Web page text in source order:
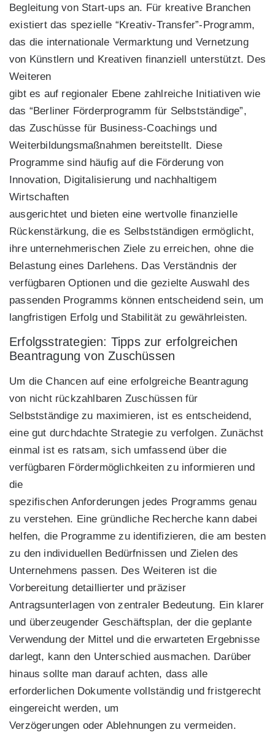
Begleitung von Start-ups an. Für kreative Branchen
existiert das spezielle “Kreativ-Transfer”-Programm,
das die internationale Vermarktung und Vernetzung
von Künstlern und Kreativen finanziell unterstützt. Des
Weiteren
gibt es auf regionaler Ebene zahlreiche Initiativen wie
das “Berliner Förderprogramm für Selbstständige”,
das Zuschüsse für Business-Coachings und
Weiterbildungsmaßnahmen bereitstellt. Diese
Programme sind häufig auf die Förderung von
Innovation, Digitalisierung und nachhaltigem
Wirtschaften
ausgerichtet und bieten eine wertvolle finanzielle
Rückenstärkung, die es Selbstständigen ermöglicht,
ihre unternehmerischen Ziele zu erreichen, ohne die
Belastung eines Darlehens. Das Verständnis der
verfügbaren Optionen und die gezielte Auswahl des
passenden Programms können entscheidend sein, um
langfristigen Erfolg und Stabilität zu gewährleisten.
Erfolgsstrategien: Tipps zur erfolgreichen
Beantragung von Zuschüssen
Um die Chancen auf eine erfolgreiche Beantragung
von nicht rückzahlbaren Zuschüssen für
Selbstständige zu maximieren, ist es entscheidend,
eine gut durchdachte Strategie zu verfolgen. Zunächst
einmal ist es ratsam, sich umfassend über die
verfügbaren Fördermöglichkeiten zu informieren und
die
spezifischen Anforderungen jedes Programms genau
zu verstehen. Eine gründliche Recherche kann dabei
helfen, die Programme zu identifizieren, die am besten
zu den individuellen Bedürfnissen und Zielen des
Unternehmens passen. Des Weiteren ist die
Vorbereitung detaillierter und präziser
Antragsunterlagen von zentraler Bedeutung. Ein klarer
und überzeugender Geschäftsplan, der die geplante
Verwendung der Mittel und die erwarteten Ergebnisse
darlegt, kann den Unterschied ausmachen. Darüber
hinaus sollte man darauf achten, dass alle
erforderlichen Dokumente vollständig und fristgerecht
eingereicht werden, um
Verzögerungen oder Ablehnungen zu vermeiden.